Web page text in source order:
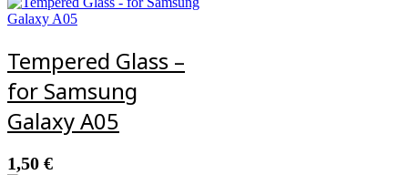
Tempered Glass –
for Samsung
Galaxy A05
1,50 €